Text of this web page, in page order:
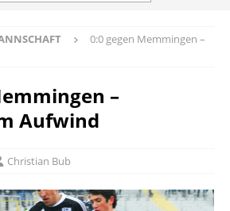
0:0 gegen Memmingen –
–
Aufwind
Christian Bub